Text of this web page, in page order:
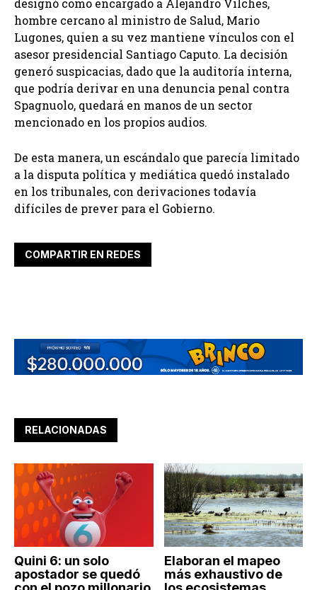
designó como encargado a Alejandro Vilches,
hombre cercano al ministro de Salud, Mario
Lugones, quien a su vez mantiene vínculos con el
asesor presidencial Santiago Caputo. La decisión
generó suspicacias, dado que la auditoría interna,
que podría derivar en una denuncia penal contra
Spagnuolo, quedará en manos de un sector
mencionado en los propios audios.
De esta manera, un escándalo que parecía limitado
a la disputa política y mediática quedó instalado
en los tribunales, con derivaciones todavía
difíciles de prever para el Gobierno.
COMPARTIR EN REDES
RELACIONADAS
Quini 6: un solo
apostador se quedó
Elaboran el mapeo
más exhaustivo de